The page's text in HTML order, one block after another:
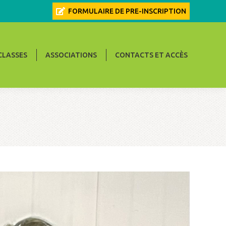
FORMULAIRE DE PRE-INSCRIPTION
ASSOCIATIONS CONTACTS ET ACCÈS
CONTACTS ET ACCÈS